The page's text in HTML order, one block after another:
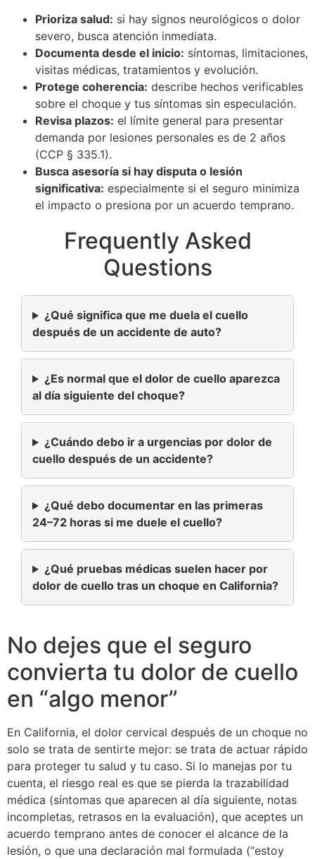
Prioriza salud: si hay signos neurológicos o dolor
severo, busca atención inmediata.
Documenta desde el inicio: síntomas, limitaciones,
visitas médicas, tratamientos y evolución.
Protege coherencia: describe hechos verificables
sobre el choque y tus síntomas sin especulación.
Revisa plazos: el límite general para presentar
demanda por lesiones personales es de 2 años
(CCP § 335.1).
Busca asesoría si hay disputa o lesión
significativa: especialmente si el seguro minimiza
el impacto o presiona por un acuerdo temprano.
Frequently Asked
Questions
¿Qué significa que me duela el cuello
después de un accidente de auto?
¿Es normal que el dolor de cuello aparezca
al día siguiente del choque?
¿Cuándo debo ir a urgencias por dolor de
cuello después de un accidente?
¿Qué debo documentar en las primeras
24–72 horas si me duele el cuello?
¿Qué pruebas médicas suelen hacer por
dolor de cuello tras un choque en California?
No dejes que el seguro
convierta tu dolor de cuello
en “algo menor”
En California, el dolor cervical después de un choque no
solo se trata de sentirte mejor: se trata de actuar rápido
para proteger tu salud y tu caso. Si lo manejas por tu
cuenta, el riesgo real es que se pierda la trazabilidad
médica (síntomas que aparecen al día siguiente, notas
incompletas, retrasos en la evaluación), que aceptes un
acuerdo temprano antes de conocer el alcance de la
lesión, o que una declaración mal formulada (“estoy